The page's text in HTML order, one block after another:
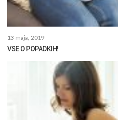
13 maja, 2019
VSE O POPADKIH!